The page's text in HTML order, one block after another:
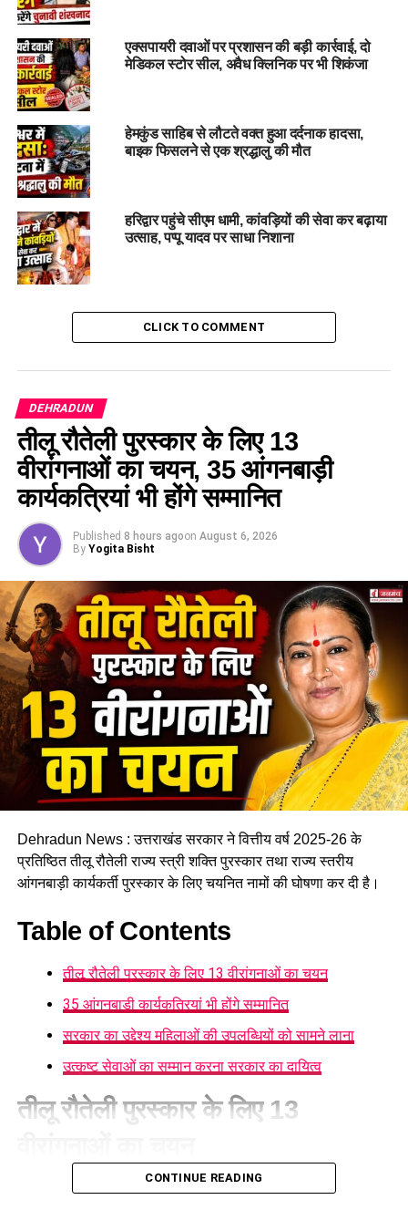
में कम से कम तीन बार अंतर-विभागीय बैठक आयोजित की जाए और बेहतर
एसईओसी बनेगा आपात स्थिति में मुख्य कंट्रोल रूम
मुख्य सचिव ने निर्देश दिए कि एसईओसी को सभी विभागों के कंट्रोल रूम के
साथ जोड़ते हुए इसे राज्य का मुख्य कंट्रोल रूम घोषित किया जाए। उन्होंने
सिविल डिफेंस का कंट्रोल रूम भी एसईओसी में स्थानांतरित करने तथा
सेना से जुड़े हॉटलाइन नंबर यहीं स्थापित करने के निर्देश दिए।
साइबर सुरक्षा, फेक न्यूज और संचार व्यवस्था पर विशेष ध्यान
श्री बर्द्धन ने आईटी विभाग को साइबर वारफेयर से सतर्क रहने और सोशल
मीडिया पर फेक न्यूज की निगरानी करने के निर्देश दिए। उन्होंने सूचना और
पुलिस विभाग को भ्रामक सूचनाएं फैलाने वालों के विरुद्ध सख्त वैधानिक
कार्रवाई करने के लिए कहा।
संरचनाओं की सुरक्षा और संसाधनों का डाटा बेस तैयार करने के निर्देश
राज्य के हेलीपैड, छोटे हवाईअड्डों, डैम और अन्य महत्वपूर्ण परिसंपत्तियों की
सुरक्षा ऑडिट कराने और संभावित खतरे के आधार पर पुनः समीक्षा करने के
निर्देश भी बैठक में दिए गए। इसके अलावा, सभी विभागों और एजेंसियों को
अपने संसाधनों की जानकारी एसईओसी को उपलब्ध कराने और जीआईएस
आधारित डेटाबेस तैयार करने के लिए कहा गया।
मुख्य सचिव ने कहा कि सीमावर्ती क्षेत्रों में आम नागरिकों को भी सतर्क और
जागरूक रहना चाहिए। उन्होंने ब्लैकआउट, अलर्ट सायरन आदि की स्थिति
एक्सपायरी दवाओं पर प्रशासन की बड़ी कार्रवाई, दो
मेडिकल स्टोर सील, अवैध क्लिनिक पर भी शिकंजा
हेमकुंड साहिब से लौटते वक्त हुआ दर्दनाक हादसा,
बाइक फिसलने से एक श्रद्धालु की मौत
हरिद्वार पहुंचे सीएम धामी, कांवड़ियों की सेवा कर बढ़ाया
उत्साह, पप्पू यादव पर साधा निशाना
CLICK TO COMMENT
DEHRADUN
तीलू रौतेली पुरस्कार के लिए 13
वीरांगनाओं का चयन, 35 आंगनबाड़ी
कार्यकत्रियां भी होंगे सम्मानित
Published 8 hours agoon August 6, 2026
By Yogita Bisht
Dehradun News : उत्तराखंड सरकार ने वित्तीय वर्ष 2025-26 के
प्रतिष्ठित तीलू रौतेली राज्य स्त्री शक्ति पुरस्कार तथा राज्य स्तरीय
आंगनबाड़ी कार्यकर्ती पुरस्कार के लिए चयनित नामों की घोषणा कर दी है।
Table of Contents
तीलू रौतेली पुरस्कार के लिए 13 वीरांगनाओं का चयन
35 आंगनबाड़ी कार्यकत्रियां भी होंगे सम्मानित
सरकार का उद्देश्य महिलाओं की उपलब्धियों को सामने लाना
उत्कृष्ट सेवाओं का सम्मान करना सरकार का दायित्व
तीलू रौतेली पुरस्कार के लिए 13
महिला सशक्तीकरण एवं बाल विकास विभागकी ओर से जारी सूची के
CONTINUE READING